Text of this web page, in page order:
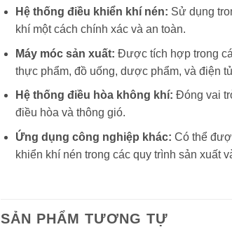
Hệ thống điều khiển khí nén: Sử dụng
khí một cách chính xác và an toàn.
Máy móc sản xuất: Được tích hợp trong
thực phẩm, đồ uống, dược phẩm, và điện
Hệ thống điều hòa không khí: Đóng vai
điều hòa và thông gió.
Ứng dụng công nghiệp khác: Có thể
khiển khí nén trong các quy trình sản xuất
SẢN PHẨM TƯƠNG TỰ